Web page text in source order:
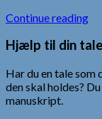
Continue reading
Hjælp til din
Har du en tale som
den skal holdes?
manuskript.